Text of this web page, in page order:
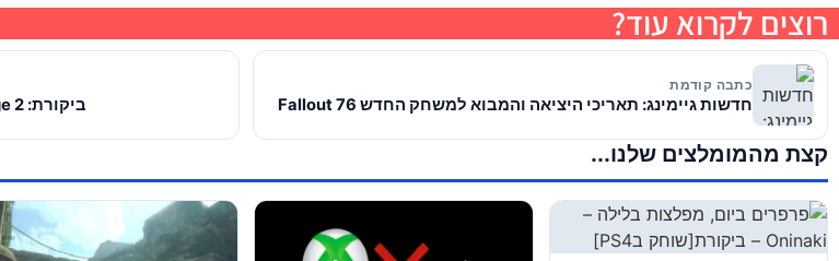
רוצים לקרוא עוד?
כתבה קודמת
חדשות גיימינג: תאריכי היציאה והמבוא למשחק החדש Fallout 76 ביקורת: Life is Strange 2 – פרק 1(שוחק בPS4)
קצת מהמומלצים שלנו...